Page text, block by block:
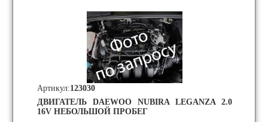
ДВИГАТЕЛЬ DAEWOO NUBIRA LEGANZA 2.0
16V НЕБОЛЬШОЙ ПРОБЕГ
Артикул:123030